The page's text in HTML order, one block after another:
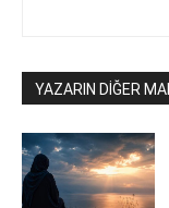
YAZARIN DİĞER